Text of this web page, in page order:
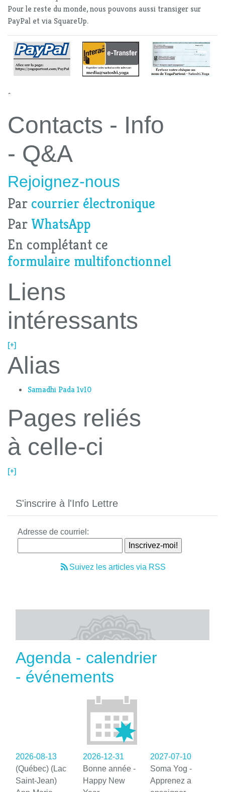
Pour le reste du monde, nous pouvons aussi transiger sur
PayPal et via SquareUp.
^
Contacts - Info
- Q&A
Rejoignez-nous
Par courrier électronique
Par WhatsApp
En complétant ce
formulaire multifonctionnel
Liens
intéressants
[+]
Alias
Samadhi Pada 1v10
Pages reliés
à celle-ci
[+]
S'inscrire à l'Info Lettre
Adresse de courriel:
Suivez les articles via RSS
Agenda - calendrier
- événements
2026-08-13
(Québec) (Lac
Saint-Jean)
2026-12-31
Bonne année -
Happy New
2027-07-10
Soma Yog -
Apprenez a